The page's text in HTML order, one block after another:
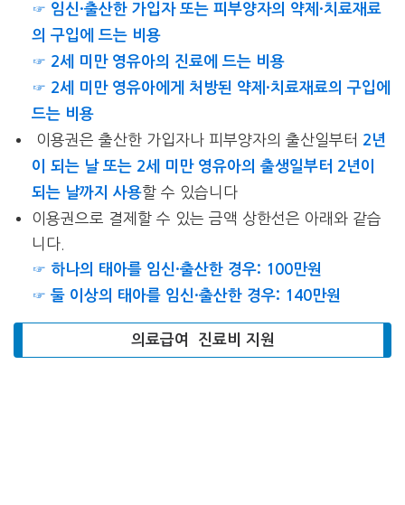
☞ 임신·출산한 가입자 또는 피부양자의 약제·치료재료
의 구입에 드는 비용
☞ 2세 미만 영유아의 진료에 드는 비용
☞ 2세 미만 영유아에게 처방된 약제·치료재료의 구입에
드는 비용
이용권은 출산한 가입자나 피부양자의 출산일부터 2년
이 되는 날 또는 2세 미만 영유아의 출생일부터 2년이
되는 날까지 사용할 수 있습니다
이용권으로 결제할 수 있는 금액 상한선은 아래와 같습
니다.
☞ 하나의 태아를 임신·출산한 경우: 100만원
☞ 둘 이상의 태아를 임신·출산한 경우: 140만원
의료급여 진료비 지원